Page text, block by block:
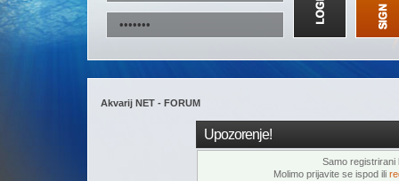
Akvarij NET - FORUM
Upozorenje!
Samo registrirani
Molimo prijavite se ispod ili